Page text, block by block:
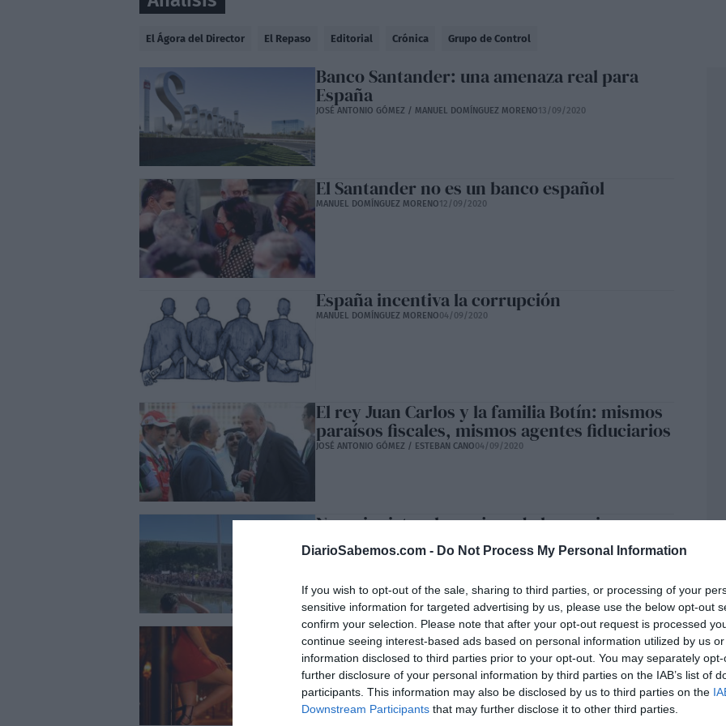
DiarioSabemos.com - Do Not Process My Personal Information
If you wish to opt-out of the sale, sharing to third parties, or processing of your
sensitive information for targeted advertising by us, please use the below opt-out
confirm your selection. Please note that after your opt-out request is processed
continue seeing interest-based ads based on personal information utilized by us
information disclosed to third parties prior to your opt-out. You may separately
further disclosure of your personal information by third parties on the IAB’s list of
participants. This information may also be disclosed by us to third parties on the
Downstream Participants that may further disclose it to other third parties.
El Ágora del Director El Repaso Editorial Crónica Grupo de Control
Banco Santander: una amenaza real para
España
JOSÉ ANTONIO GÓMEZ / MANUEL DOMÍNGUEZ MORENO13/09/2020
El Santander no es un banco español
MANUEL DOMÍNGUEZ MORENO12/09/2020
España incentiva la corrupción
MANUEL DOMÍNGUEZ MORENO04/09/2020
El rey Juan Carlos y la familia Botín: mismos
paraísos fiscales, mismos agentes fiduciarios
JOSÉ ANTONIO GÓMEZ / ESTEBAN CANO04/09/2020
Negacionistas: la conjura de los necios
Se cierran los locales de alterne por el
COVID-19 y las prostitutas se quedan en la
calle. ¿Tiene alguna alternativa para ellas la
ministra de Igualdad?
BEA TALEGÓN 22/08/2020